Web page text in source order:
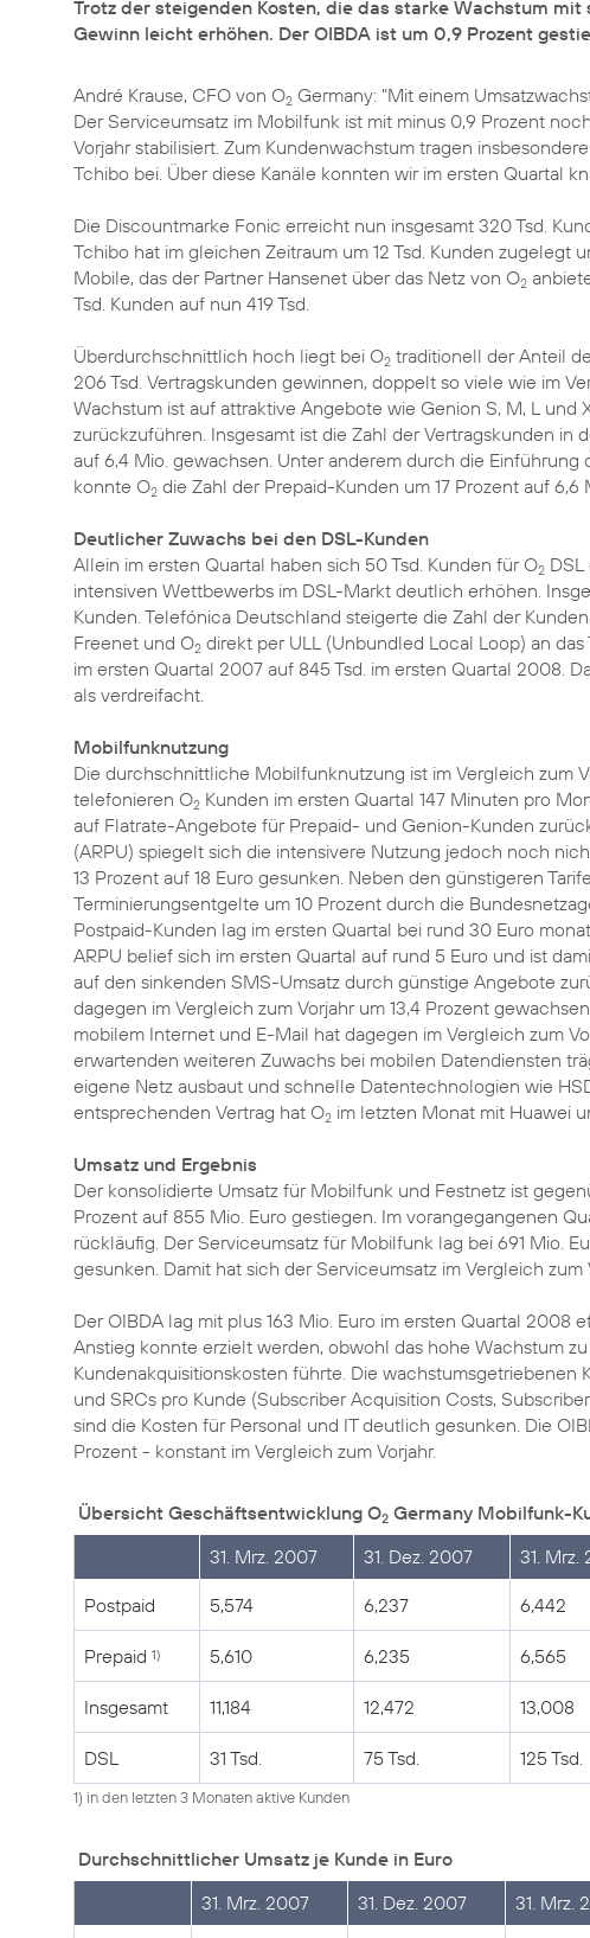
Trotz der steigenden Kosten, die das starke Wachstum mit
Gewinn leicht erhöhen. Der OIBDA ist um 0,9 Prozent
André Krause, CFO von O2 Germany: "Mit einem
Der Serviceumsatz im Mobilfunk ist mit minus 0,9 Prozent
Vorjahr stabilisiert. Zum Kundenwachstum tragen
Tchibo bei. Über diese Kanäle konnten wir im ersten Quartal
Die Discountmarke Fonic erreicht nun insgesamt 320 Tsd.
Tchibo hat im gleichen Zeitraum um 12 Tsd. Kunden zugelegt
Mobile, das der Partner Hansenet über das Netz von O2
Tsd. Kunden auf nun 419 Tsd.
Überdurchschnittlich hoch liegt bei O2 traditionell der Anteil
206 Tsd. Vertragskunden gewinnen, doppelt so viele wie im
Wachstum ist auf attraktive Angebote wie Genion S, M, L und
zurückzuführen. Insgesamt ist die Zahl der Vertragskunden in
auf 6,4 Mio. gewachsen. Unter anderem durch die
konnte O2 die Zahl der Prepaid-Kunden um 17 Prozent auf 6,6
Deutlicher Zuwachs bei den DSL-Kunden
Allein im ersten Quartal haben sich 50 Tsd. Kunden für O2
intensiven Wettbewerbs im DSL-Markt deutlich erhöhen.
Kunden. Telefónica Deutschland steigerte die Zahl der
Freenet und O2 direkt per ULL (Unbundled Local Loop) an
im ersten Quartal 2007 auf 845 Tsd. im ersten Quartal 2008.
als verdreifacht.
Mobilfunknutzung
Die durchschnittliche Mobilfunknutzung ist im Vergleich zum
telefonieren O2 Kunden im ersten Quartal 147 Minuten pro
auf Flatrate-Angebote für Prepaid- und Genion-Kunden
(ARPU) spiegelt sich die intensivere Nutzung jedoch noch
13 Prozent auf 18 Euro gesunken. Neben den günstigeren
Terminierungsentgelte um 10 Prozent durch die
Postpaid-Kunden lag im ersten Quartal bei rund 30 Euro
ARPU belief sich im ersten Quartal auf rund 5 Euro und ist
auf den sinkenden SMS-Umsatz durch günstige Angebote
dagegen im Vergleich zum Vorjahr um 13,4 Prozent
mobilem Internet und E-Mail hat dagegen im Vergleich zum
erwartenden weiteren Zuwachs bei mobilen Datendiensten
eigene Netz ausbaut und schnelle Datentechnologien wie
entsprechenden Vertrag hat O2 im letzten Monat mit Huawei
Umsatz und Ergebnis
Der konsolidierte Umsatz für Mobilfunk und Festnetz ist
Prozent auf 855 Mio. Euro gestiegen. Im vorangegangenen
rückläufig. Der Serviceumsatz für Mobilfunk lag bei 691 Mio.
gesunken. Damit hat sich der Serviceumsatz im Vergleich
Der OIBDA lag mit plus 163 Mio. Euro im ersten Quartal 2008
Anstieg konnte erzielt werden, obwohl das hohe Wachstum
Kundenakquisitionskosten führte. Die wachstumsgetriebenen
und SRCs pro Kunde (Subscriber Acquisition Costs,
sind die Kosten für Personal und IT deutlich gesunken. Die
Prozent - konstant im Vergleich zum Vorjahr.
Übersicht Geschäftsentwicklung O2 Germany Mobilfunk-
31. Mrz. 2007
31. Dez. 2007 31. Mrz.
Postpaid 5,574 6,237 6,442
Prepaid 1) 5,610 6,235 6,565
Insgesamt 11,184 12,472 13,008
DSL 31 Tsd. 75 Tsd. 125 Tsd.
1) in den letzten 3 Monaten aktive Kunden
Durchschnittlicher Umsatz je Kunde in Euro
31. Mrz. 2007
31. Dez. 2007 31. Mrz.